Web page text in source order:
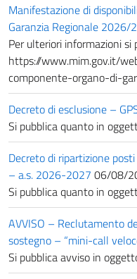
Manifestazione di
Garanzia Regionale 2026/
Per ulteriori informazioni
https://www.mim.gov.it/
componente-organo-di-
Decreto di esclusione –
Si pubblica quanto in
Decreto di ripartizione
– a.s. 2026-2027 06/08/
Si pubblica quanto in
AVVISO – Reclutamento
sostegno – “mini-call
Si pubblica avviso in